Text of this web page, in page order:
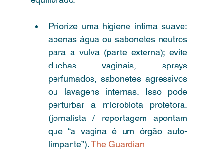
Priorize uma higiene íntima suave:
apenas água ou sabonetes neutros
para a vulva (parte externa); evite
duchas vaginais, sprays
perfumados, sabonetes agressivos
ou lavagens internas. Isso pode
perturbar a microbiota protetora.
(jornalista / reportagem apontam
que “a vagina é um órgão auto-
limpante”). The Guardian